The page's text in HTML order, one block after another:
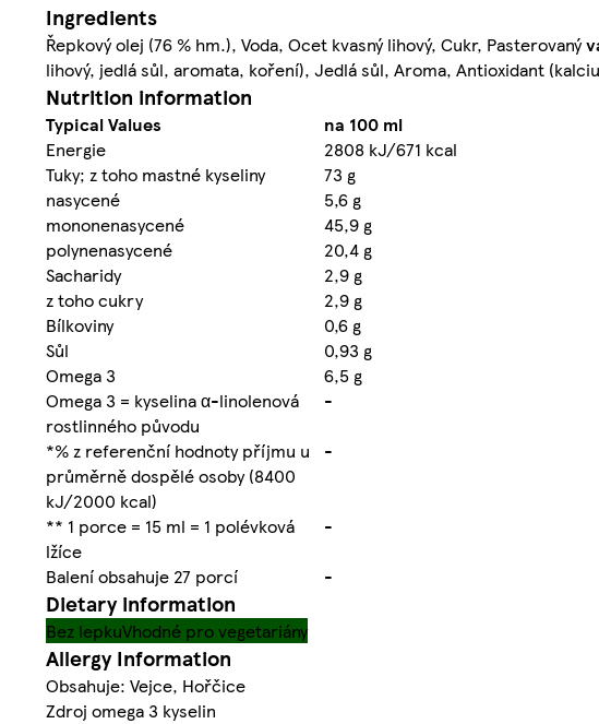
Ingredients
Řepkový olej (76 % hm.), Voda, Ocet kvasný lihový, Cukr, Pasterovaný
lihový, jedlá sůl, aromata, koření), Jedlá sůl, Aroma, Antioxidant
Nutrition information
Typical Values na 100 ml
Energie
2808 kJ/671 kcal
Tuky; z toho mastné kyseliny
73 g
nasycené
5,6 g
mononenasycené
45,9 g
polynenasycené
20,4 g
Sacharidy
2,9 g
z toho cukry
2,9 g
Bílkoviny
0,6 g
Sůl
0,93 g
Omega 3
6,5 g
Omega 3 = kyselina α-linolenová
rostlinného původu
-
*% z referenční hodnoty příjmu u
průměrně dospělé osoby (8400
kJ/2000 kcal)
-
** 1 porce = 15 ml = 1 polévková
lžíce
-
Balení obsahuje 27 porcí
-
Dietary information
Bez lepkuVhodné pro vegetariány
Allergy Information
Obsahuje: Vejce, Hořčice
Zdroj omega 3 kyselin